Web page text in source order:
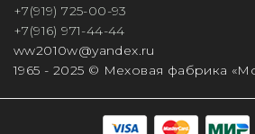
+7(919) 725-00-93
+7(916) 971-44-44
ww2010w@yandex.ru
1965 - 2025 © Меховая фабрика